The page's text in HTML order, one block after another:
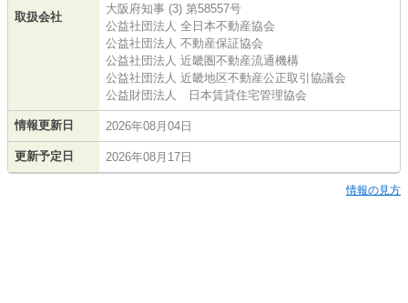
取扱会社
大阪府知事 (3) 第58557号
公益社団法人 全日本不動産協会
公益社団法人 不動産保証協会
公益社団法人 近畿圏不動産流通機構
公益社団法人 近畿地区不動産公正取引協議会
公益財団法人 日本賃貸住宅管理協会
情報更新日 2026年08月04日
更新予定日 2026年08月17日
情報の見方